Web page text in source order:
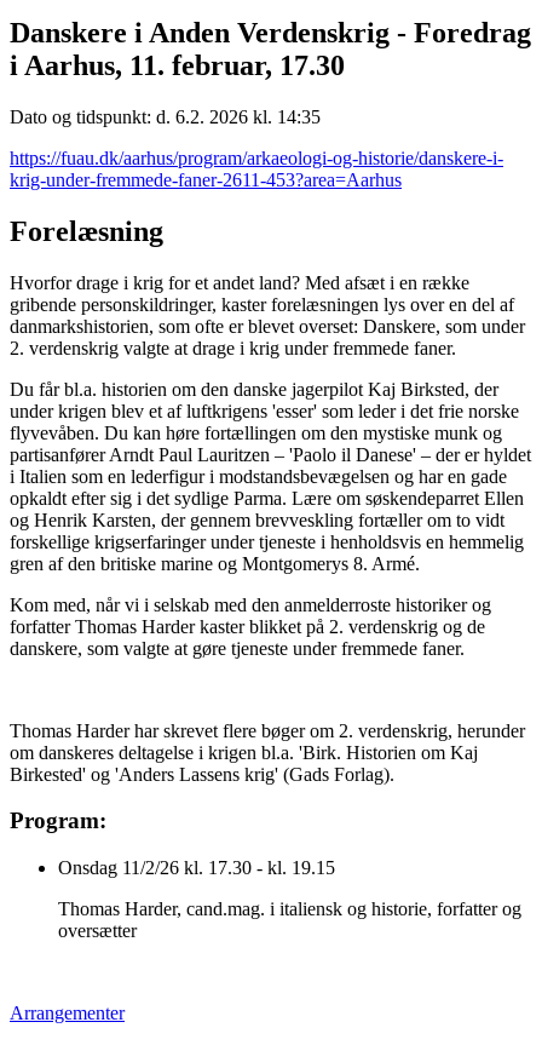
Danskere i Anden Verdenskrig - Foredrag
i Aarhus, 11. februar, 17.30
Dato og tidspunkt: d. 6.2. 2026 kl. 14:35
https://fuau.dk/aarhus/program/arkaeologi-og-historie/danskere-i-
krig-under-fremmede-faner-2611-453?area=Aarhus
Forelæsning
Hvorfor drage i krig for et andet land? Med afsæt i en række
gribende personskildringer, kaster forelæsningen lys over en del af
danmarkshistorien, som ofte er blevet overset: Danskere, som under
2. verdenskrig valgte at drage i krig under fremmede faner.
Du får bl.a. historien om den danske jagerpilot Kaj Birksted, der
under krigen blev et af luftkrigens 'esser' som leder i det frie norske
flyvevåben. Du kan høre fortællingen om den mystiske munk og
partisanfører Arndt Paul Lauritzen – 'Paolo il Danese' – der er hyldet
i Italien som en lederfigur i modstandsbevægelsen og har en gade
opkaldt efter sig i det sydlige Parma. Lære om søskendeparret Ellen
og Henrik Karsten, der gennem brevveskling fortæller om to vidt
forskellige krigserfaringer under tjeneste i henholdsvis en hemmelig
gren af den britiske marine og Montgomerys 8. Armé.
Kom med, når vi i selskab med den anmelderroste historiker og
forfatter Thomas Harder kaster blikket på 2. verdenskrig og de
danskere, som valgte at gøre tjeneste under fremmede faner.
Thomas Harder har skrevet flere bøger om 2. verdenskrig, herunder
om danskeres deltagelse i krigen bl.a. 'Birk. Historien om Kaj
Birkested' og 'Anders Lassens krig' (Gads Forlag).
Program:
Onsdag 11/2/26 kl. 17.30 - kl. 19.15
Thomas Harder, cand.mag. i italiensk og historie, forfatter og
oversætter
Arrangementer